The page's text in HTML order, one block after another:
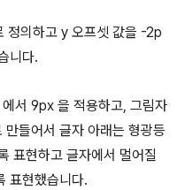
정의하고 y 오프셋 값을 -2p
니다.
서 9px 을 적용하고, 그림자
들어서 글자 아래는 형광등
표현하고 글자에서 멀어질
표현했습니다.